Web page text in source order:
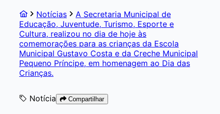
Notícias
A Secretaria Municipal de
Educação, Juventude, Turismo, Esporte e
Cultura, realizou no dia de hoje às
comemorações para as crianças da Escola
Municipal Gustavo Costa e da Creche Municipal
Pequeno Príncipe, em homenagem ao Dia das
Crianças.
Notícia Compartilhar